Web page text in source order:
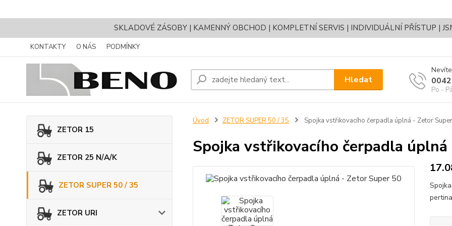
SKLADOVÉ ZÁSOBY | KAMENNÝ OBCHOD | KOMPLETNÍ SERVIS | INDIVIDUÁLNÍ PŘÍSTUP |
KONTAKTY O NÁS PODMÍNKY
Hledat
Po -
ZETOR 15
ZETOR 25 N/A/K
ZETOR SUPER 50 / 35
ZETOR URI
Úvod ZETOR SUPER 50 / 35 Spojka vstřikovacího čerpadla úplná - Zetor
Spojka vstřikovacího čerpadla